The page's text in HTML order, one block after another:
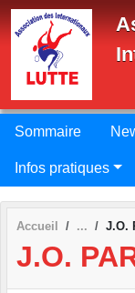
Sommaire
Infos pratiques
Accueil J.O.
J.O.
Panneau de gestion